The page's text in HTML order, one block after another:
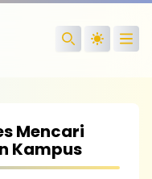
Search
Mencari
Kampus